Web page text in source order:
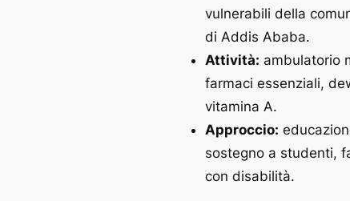
vulnerabili della
di Addis Ababa.
Attività: ambulatorio
farmaci essenziali,
vitamina A.
Approccio:
sostegno a studenti,
con disabilità.